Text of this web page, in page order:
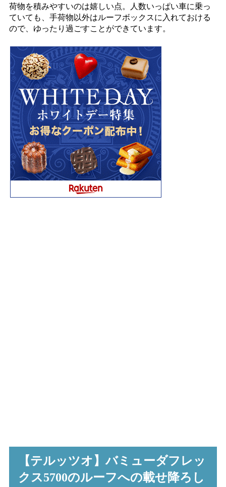
荷物を積みやすいのは嬉しい点。人数いっぱい車に乗っ
ていても、手荷物以外はルーフボックスに入れておける
ので、ゆったり過ごすことができています。
【テルッツオ】バミューダフレッ
クス5700のルーフへの載せ降ろし